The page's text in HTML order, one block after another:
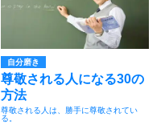
自分磨き
尊敬される人になる30の
方法
尊敬される人は、勝手に尊敬されてい
る。